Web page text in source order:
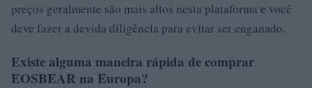
preços geralmente são mais altos nesta plataforma e você
deve fazer a devida diligência para evitar ser enganado.
Existe alguma maneira rápida de comprar
EOSBEAR na Europa?